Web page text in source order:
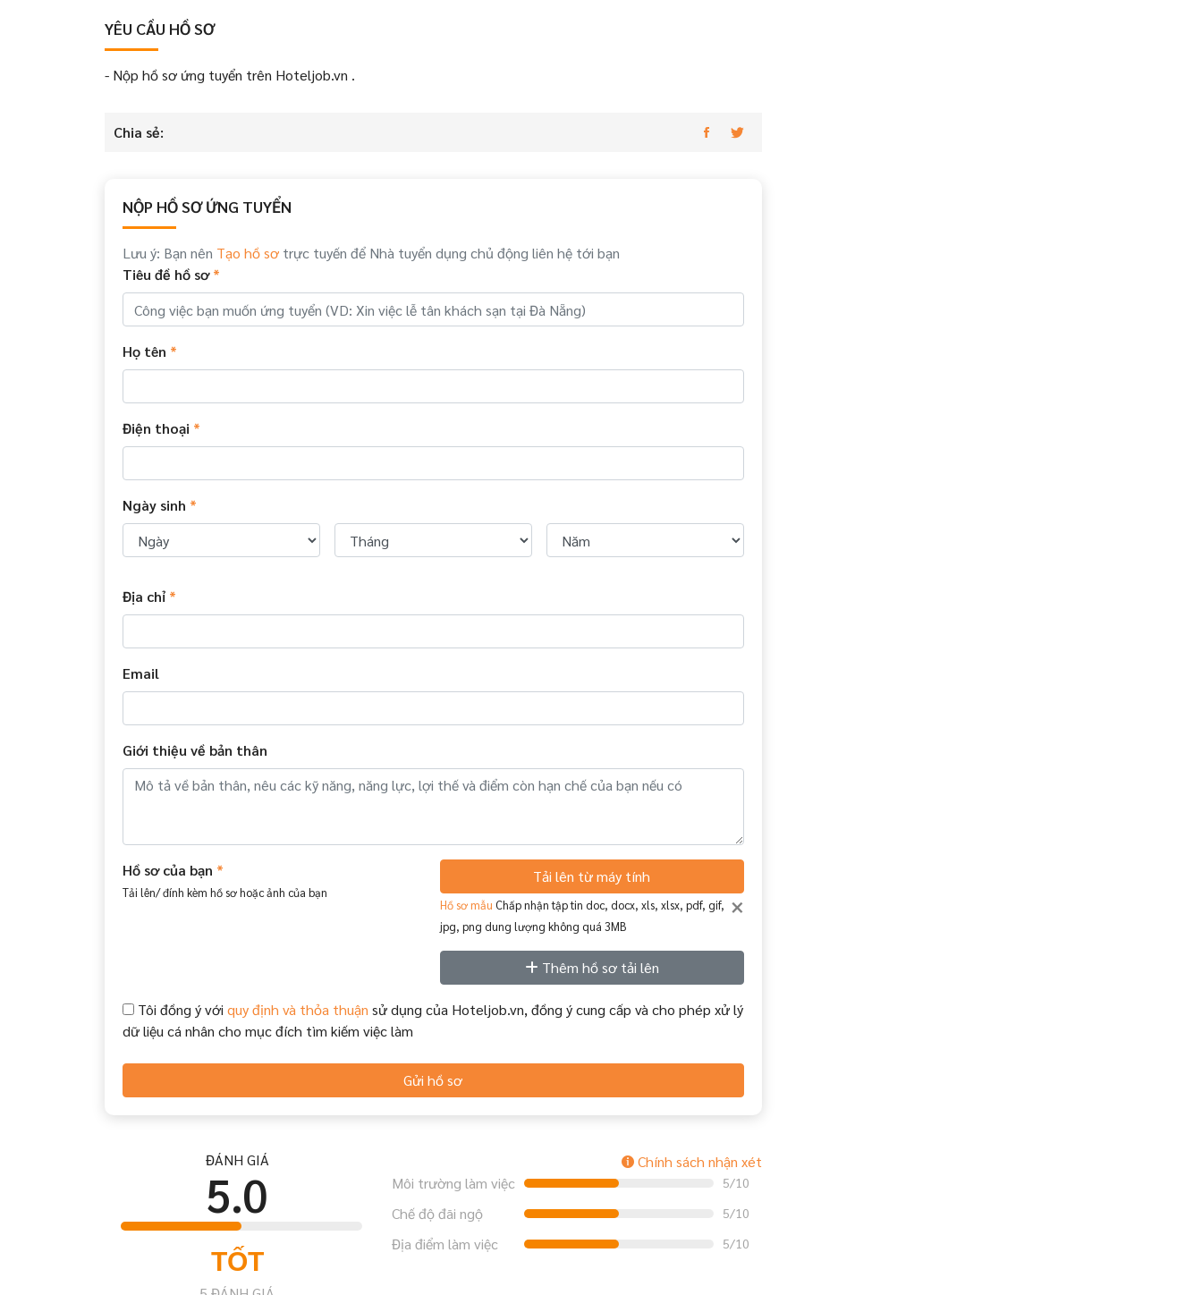
YÊU CẦU HỒ SƠ
- Nộp hồ sơ ứng tuyển trên Hoteljob.vn .
Chia sẻ:
NỘP HỒ SƠ ỨNG TUYỂN
Lưu ý: Bạn nên Tạo hồ sơ trực tuyến để Nhà tuyển dụng chủ động liên hệ tới bạn
Tiêu đề hồ sơ*
Họ tên *
Điện thoại *
Ngày sinh *
Địa chỉ *
Email
Giới thiệu về bản thân
Hồ sơ của bạn *
Tải lên/ đính kèm hồ sơ hoặc ảnh của bạn
Tải lên từ máy tính
×
Hồ sơ mẫu Chấp nhận tập tin doc, docx, xls, xlsx, pdf, gif,
jpg, png dung lượng không quá 3MB
Thêm hồ sơ tải lên
Tôi đồng ý với quy định và thỏa thuận sử dụng của Hoteljob.vn, đồng ý cung cấp và cho phép xử lý
dữ liệu cá nhân cho mục đích tìm kiếm việc làm
Gửi hồ sơ
ĐÁNH GIÁ
5.0
TỐT
Chính sách nhận xét
Môi trường làm việc
5/10
Chế độ đãi ngộ 5/10
Địa điểm làm việc 5/10